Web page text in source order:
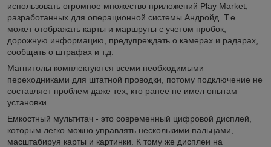
использовать огромное множество приложений Play Market,
разработанных для операционной системы Андройд. Т.е.
может отображать карты и маршруты с учетом пробок,
дорожную информацию, предупреждать о камерах и радарах,
сообщать о штрафах и т.д.
Магнитолы комплектуются всеми необходимыми
переходниками для штатной проводки, потому подключение не
составляет проблем даже тех, кто ранее не имел опытам
установки.
Емкостный мультитач - это современный цифровой дисплей,
которым легко можно управлять несколькими пальцами,
масштабируя карты и картинки. К тому же дисплеи на